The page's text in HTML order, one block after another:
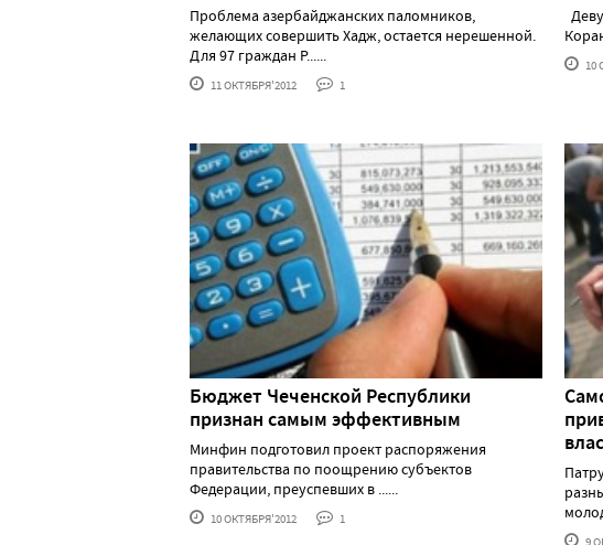
Проблема азербайджанских паломников,
желающих совершить Хадж, остается нерешенной.
Для 97 граждан Р......
11 ОКТЯБРЯ'2012 1
10
Бюджет Чеченской Республики
признан самым эффективным
Минфин подготовил проект распоряжения
правительства по поощрению субъектов
Федерации, преуспевших в ......
10 ОКТЯБРЯ'2012 1